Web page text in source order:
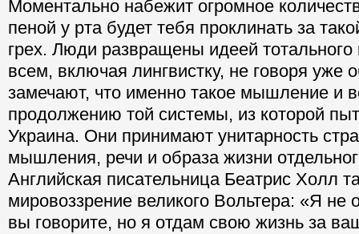
Моментально набежит огромное
пеной у рта будет тебя проклинать за
грех. Люди развращены идеей тотального
всем, включая лингвистку, не говоря уже
замечают, что именно такое мышление и
продолжению той системы, из которой
Украина. Они принимают унитарность
мышления, речи и образа жизни
Английская писательница Беатрис Холл
мировоззрение великого Вольтера: «Я не
вы говорите, но я отдам свою жизнь за